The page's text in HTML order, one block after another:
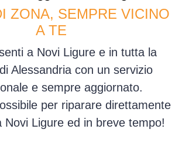
ZONA, SEMPRE VICINO
A TE
a Novi Ligure e in tutta la
Alessandria con un servizio
e sempre aggiornato.
per riparare direttamente
Novi Ligure ed in breve tempo!